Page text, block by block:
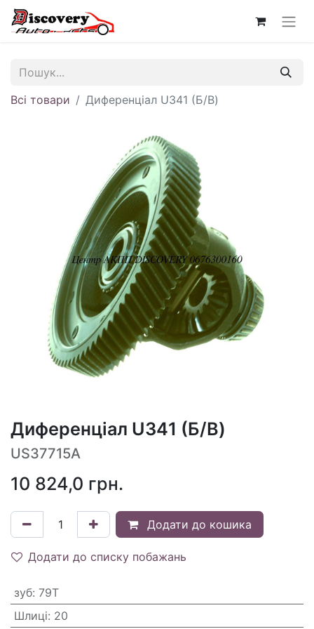
Всі товари Диференціал U341 (Б/В)
Диференціал U341 (Б/В)
US37715A
10 824,0 грн.
Додати до кошика
Додати до списку побажань
зуб: 79T
Шлиці: 20